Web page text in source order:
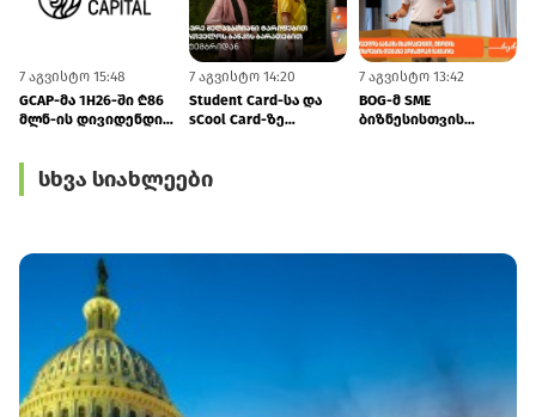
7 აგვისტო 15:48
GCAP-მა 1H26-ში ₾86
მლნ-ის დივიდენდი
7 აგვისტო 14:20
Student Card-სა და
sCool Card-ზე
შეღავათიანი ტარიფი
7 აგვისტო 13:42
BOG-მ SME
ბიზნესისთვის
სხვა სიახლეები